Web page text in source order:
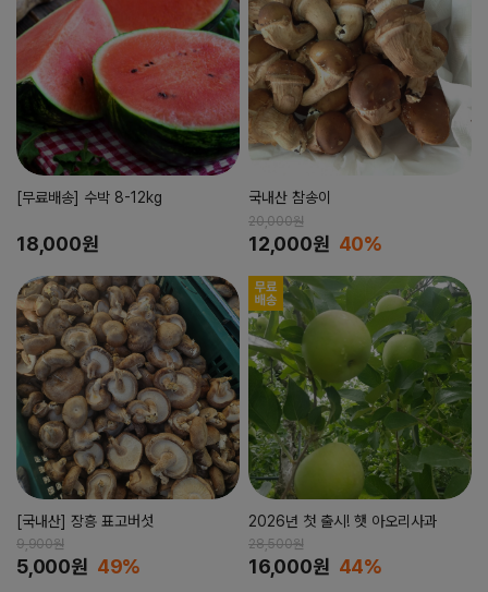
[무료배송] 수박 8-12kg
18,000원
국내산 참송이
20,000원
12,000원 40%
[국내산] 장흥 표고버섯
9,900원
5,000원 49%
2026년 첫 출시! 햇 아오리사과
28,500원
16,000원 44%